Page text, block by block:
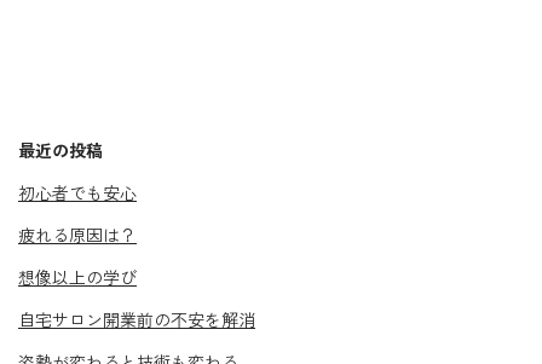
最近の投稿
初心者でも安心
疲れる原因は？
想像以上の学び
自宅サロン開業前の不安を解消